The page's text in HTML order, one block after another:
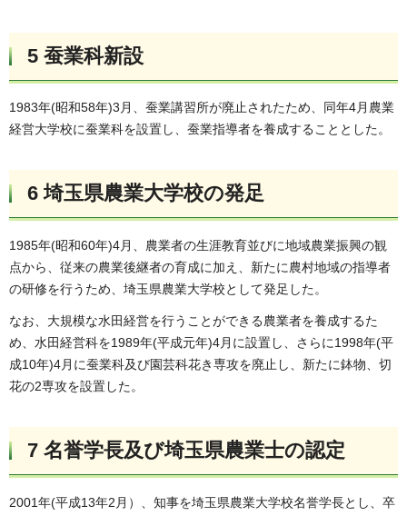
5 蚕業科新設
1983年(昭和58年)3月、蚕業講習所が廃止されたため、同年4月農業
経営大学校に蚕業科を設置し、蚕業指導者を養成することとした。
6 埼玉県農業大学校の発足
1985年(昭和60年)4月、農業者の生涯教育並びに地域農業振興の観
点から、従来の農業後継者の育成に加え、新たに農村地域の指導者
の研修を行うため、埼玉県農業大学校として発足した。
なお、大規模な水田経営を行うことができる農業者を養成するた
め、水田経営科を1989年(平成元年)4月に設置し、さらに1998年(平
成10年)4月に蚕業科及び園芸科花き専攻を廃止し、新たに鉢物、切
花の2専攻を設置した。
7 名誉学長及び埼玉県農業士の認定
2001年(平成13年2月）、知事を埼玉県農業大学校名誉学長とし、卒